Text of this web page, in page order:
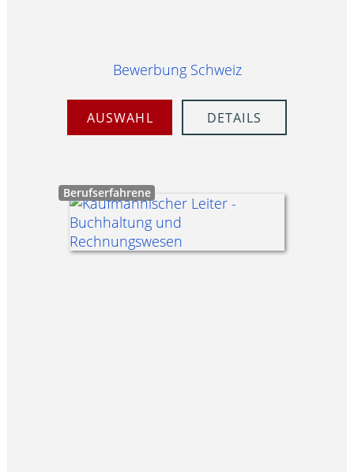
Bewerbung Schweiz
AUSWAHL DETAILS
Berufserfahrene